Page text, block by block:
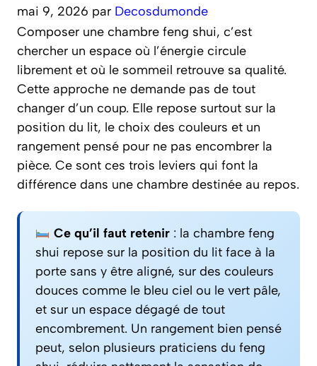
mai 9, 2026 par Decosdumonde
Composer une chambre feng shui, c’est
chercher un espace où l’énergie circule
librement et où le sommeil retrouve sa qualité.
Cette approche ne demande pas de tout
changer d’un coup. Elle repose surtout sur la
position du lit, le choix des couleurs et un
rangement pensé pour ne pas encombrer la
pièce. Ce sont ces trois leviers qui font la
différence dans une chambre destinée au repos.
Ce qu’il faut retenir: la chambre feng
shui repose sur la position du lit face à la
porte sans y être aligné, sur des couleurs
douces comme le bleu ciel ou le vert pâle,
et sur un espace dégagé de tout
encombrement. Un rangement bien pensé
peut, selon plusieurs praticiens du feng